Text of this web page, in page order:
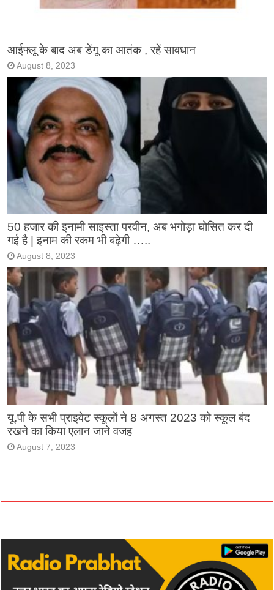
आईफ्लू के बाद अब डेंगू का आतंक , रहें सावधान
August 8, 2023
50 हजार की इनामी साइस्ता परवीन, अब भगोड़ा घोसित कर दी
गई है | इनाम की रकम भी बढ़ेगी …..
August 8, 2023
यू.पी के सभी प्राइवेट स्कूलों ने 8 अगस्त 2023 को स्कूल बंद
रखने का किया एलान जाने वजह
August 7, 2023